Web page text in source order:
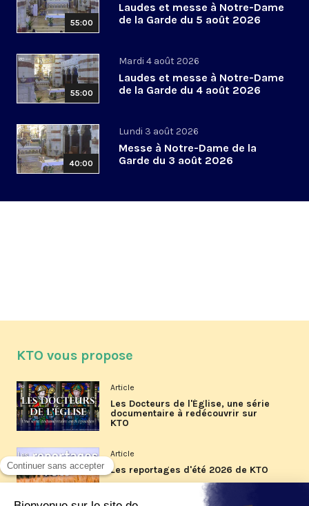
55:00
Laudes et messe à Notre-Dame
de la Garde du 5 août 2026
55:00
Mardi 4 août 2026
Laudes et messe à Notre-Dame
de la Garde du 4 août 2026
40:00
Lundi 3 août 2026
Messe à Notre-Dame de la
Garde du 3 août 2026
KTO vous propose
Article
Les Docteurs de l'Église, une série
documentaire à redécouvrir sur
KTO
Article
Les reportages d'été 2026 de KTO